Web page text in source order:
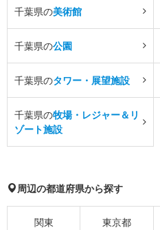
千葉県の美術館
千葉県の公園
千葉県のタワー・展望施設
千葉県の牧場・レジャー＆リ
ゾート施設
周辺の都道府県から探す
関東 東京都